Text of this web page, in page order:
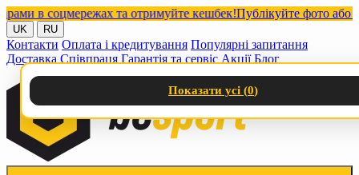
в соцмережах та отримуйте кешбек!Публікуйте фото або
UK RU
Контакти Оплата і кредитування Популярні запитання
Доставка Співпраця Гарантія та сервіс Акції Блог
Показати усі (0)